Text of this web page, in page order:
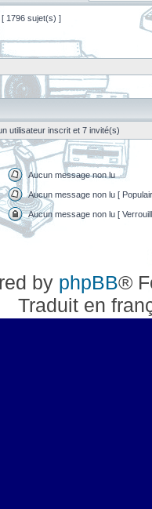
[ 1796 sujet(s) ]
utilisateur inscrit et 7 invité(s)
Aucun message non lu
Aucun message non lu [
Aucun message non lu [
by phpBB®
Traduit en